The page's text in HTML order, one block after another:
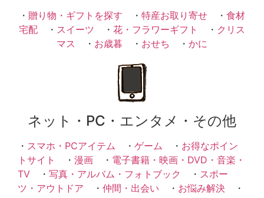
・ 贈り物・ギフトを探す ・ 特産お取り寄せ ・ 食材
宅配 ・ スイーツ ・ 花・フラワーギフト ・ クリス
マス ・ お歳暮 ・ おせち ・ かに
ネット・PC・エンタメ・その他
・ スマホ・PCアイテム ・ ゲーム ・ お得なポイン
トサイト
・ 漫画 ・ 電子書籍・映画・DVD・音楽・
TV ・ 写真・アルバム・フォトブック ・ スポー
ツ・アウトドア ・ 仲間・出会い ・ お悩み解決 ・